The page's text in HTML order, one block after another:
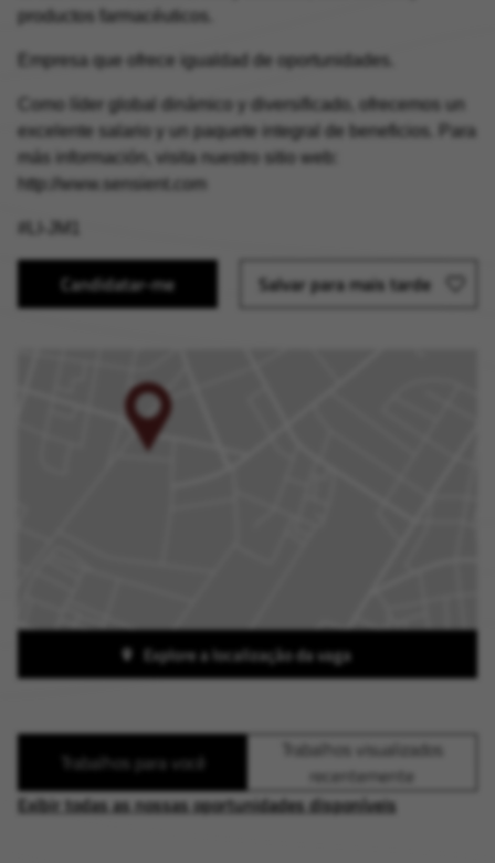
productos farmacéuticos.
Empresa que ofrece igualdad de oportunidades.
Como líder global dinámico y diversificado, ofrecemos un
excelente salario y un paquete integral de beneficios. Para
más información, visita nuestro sitio web:
http://www.sensient.com
Candidatar-me Salvar para mais tarde
Explore a localização da vaga
Trabalhos para você
Trabalhos visualizados
recentemente
Exibir todas as nossas oportunidades disponíveis